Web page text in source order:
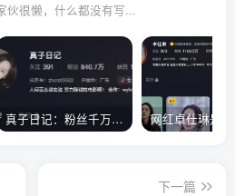
伙很懒，什么都没有写...
真子日记：粉丝千万的真子日记是最懂反转的网红吗？
下一篇